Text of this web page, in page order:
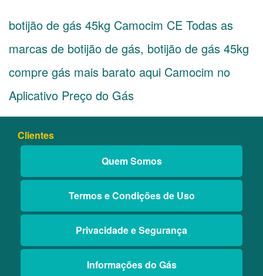
botijão de gás 45kg Camocim CE Todas as
marcas de botijão de gás, botijão de gás 45kg
compre gás mais barato aqui Camocim no
Aplicativo Preço do Gás
Clientes
Quem Somos
Termos e Condições de Uso
Privacidade e Segurança
Informações do Gás